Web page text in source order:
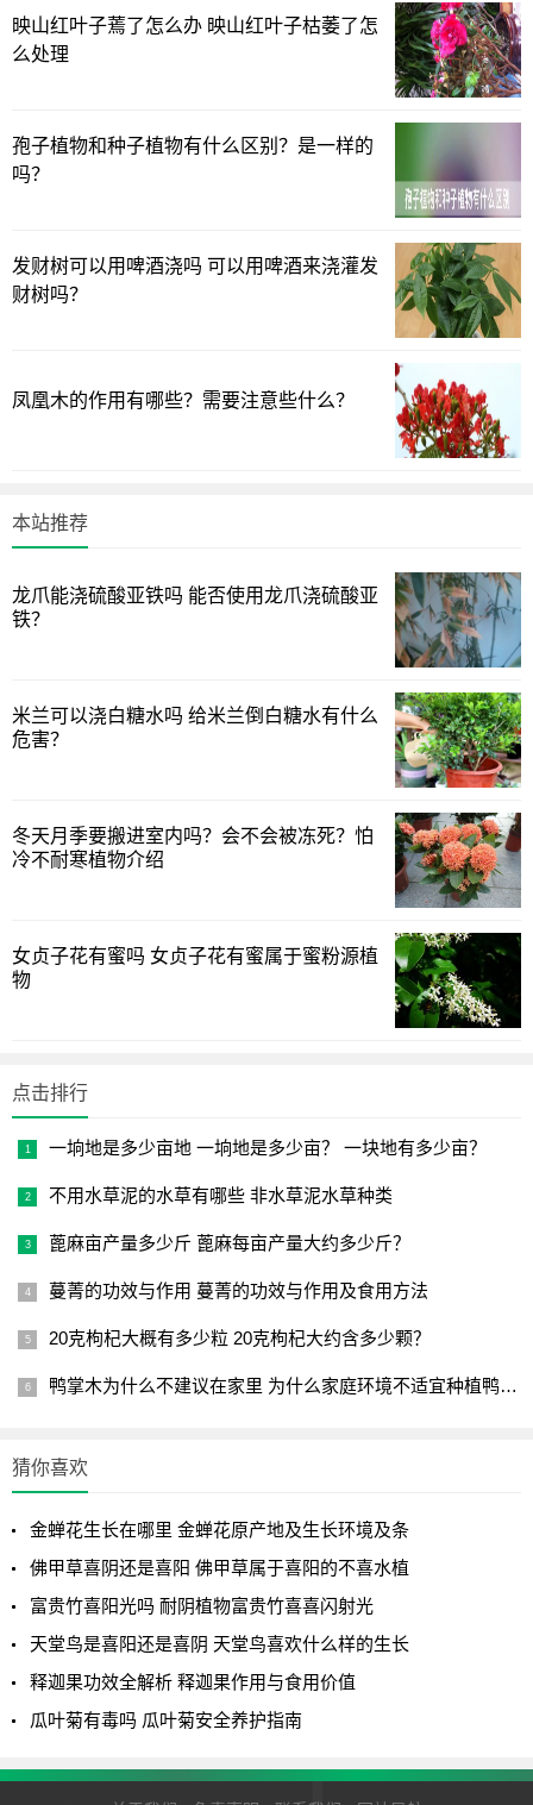
孔雀竹芋喜欢水分，它可以更好净化空气，在平时养护孔
雀竹芋的时候，需要保证土壤的湿润性，同时土壤也不能特
别干燥我，当然给孔雀竹芋浇水的时候，也不要过于湿润，
我们在给孔雀竹芋施肥的时候，需要每隔十五天左右浇次
水，施肥的过程中，需要薄肥勤施，而且孔雀竹芋喜欢在十
五到二十八摄氏度的环境中生长，而且通风性要好，我们在
养护的时候，还需要选择肥沃的土壤。
以上是关于孔雀竹芋怎么养才能更茂盛，想要了解更多关
上面(绿植迷网)为您介绍的孔雀竹芋怎么养才能更茂盛的全
面方法讲解，希望起一个抛砖引玉能解决您绿植中的问题
映山红叶子蔫了怎么办 映山红叶子枯萎了怎
么处理
孢子植物和种子植物有什么区别？是一样的
吗？
发财树可以用啤酒浇吗 可以用啤酒来浇灌发
财树吗？
凤凰木的作用有哪些？需要注意些什么？
本站推荐
龙爪能浇硫酸亚铁吗 能否使用龙爪浇硫酸亚
铁？
米兰可以浇白糖水吗 给米兰倒白糖水有什么
危害？
冬天月季要搬进室内吗？会不会被冻死？怕
冷不耐寒植物介绍
女贞子花有蜜吗 女贞子花有蜜属于蜜粉源植
物
点击排行
一垧地是多少亩地 一垧地是多少亩？ 一块地有多少亩？
不用水草泥的水草有哪些 非水草泥水草种类
蓖麻亩产量多少斤 蓖麻每亩产量大约多少斤？
蔓菁的功效与作用 蔓菁的功效与作用及食用方法
20克枸杞大概有多少粒 20克枸杞大约含多少颗？
鸭掌木为什么不建议在家里 为什么家庭环境不适宜种植鸭掌木？
猜你喜欢
金蝉花生长在哪里 金蝉花原产地及生长环境及条
佛甲草喜阴还是喜阳 佛甲草属于喜阳的不喜水植
富贵竹喜阳光吗 耐阴植物富贵竹喜喜闪射光
天堂鸟是喜阳还是喜阴 天堂鸟喜欢什么样的生长
释迦果功效全解析 释迦果作用与食用价值
瓜叶菊有毒吗 瓜叶菊安全养护指南